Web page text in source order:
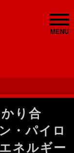
MENU
り合
・パイロ
ネルギー